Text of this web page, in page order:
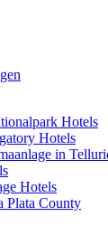
Hotels
Hotels
in
Hotels
Plata County